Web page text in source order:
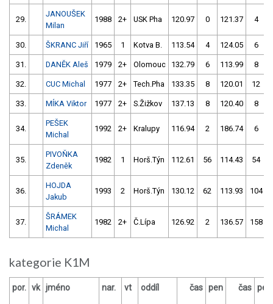
29.
JANOUŠEK
Milan
1988 2+ USK Pha 120.97 0 121.37 4
30. ŠKRANC Jiří 1965 1 Kotva B. 113.54 4 124.05 6
31. DANĚK Aleš 1979 2+ Olomouc 132.79 6 113.99 8
32. CUC Michal 1977 2+ Tech.Pha 133.35 8 120.01 12
33. MÍKA Viktor 1977 2+ S.Žižkov 137.13 8 120.40 8
34.
PEŠEK
Michal
1992 2+ Kralupy 116.94 2 186.74 6
35.
PIVOŇKA
Zdeněk
1982 1 Horš.Týn 112.61 56 114.43 54
36.
HOJDA
Jakub
1993 2 Horš.Týn 130.12 62 113.93 104
37.
ŠRÁMEK
Michal
1982 2+ Č.Lípa 126.92 2 136.57 158
kategorie K1M
por. vk jméno nar. vt oddíl čas pen čas pen